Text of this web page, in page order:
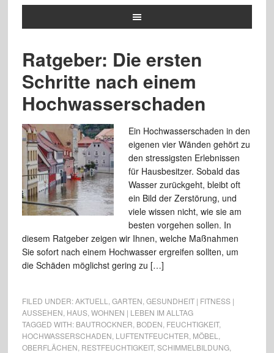
Ratgeber: Die ersten
Schritte nach einem
Hochwasserschaden
Ein Hochwasserschaden in den
eigenen vier Wänden gehört zu
den stressigsten Erlebnissen
für Hausbesitzer. Sobald das
Wasser zurückgeht, bleibt oft
ein Bild der Zerstörung, und
viele wissen nicht, wie sie am
besten vorgehen sollen. In
diesem Ratgeber zeigen wir Ihnen, welche Maßnahmen
Sie sofort nach einem Hochwasser ergreifen sollten, um
die Schäden möglichst gering zu […]
FILED UNDER:AKTUELL GARTEN GESUNDHEIT | FITNESS |
AUSSEHEN HAUS, WOHNEN | LEBEN IM ALLTAG
TAGGED WITH: BAUTROCKNER BODEN FEUCHTIGKEIT,
HOCHWASSERSCHADEN LUFTENTFEUCHTER MÖBEL
OBERFLÄCHEN RESTFEUCHTIGKEIT, SCHIMMELBILDUNG,